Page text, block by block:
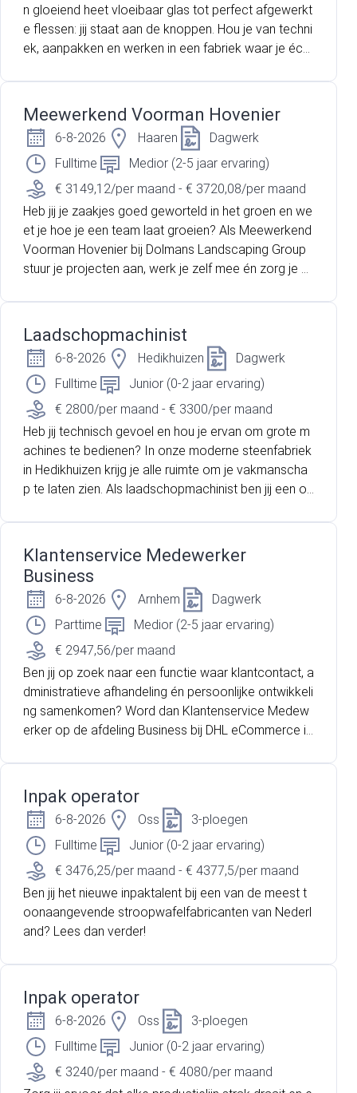
n gloeiend heet vloeibaar glas tot perfect afgewerkt
e flessen: jij staat aan de knoppen. Hou je van techni
ek, aanpakken en werken in een fabriek waar je écht
Meewerkend Voorman Hovenier
6-8-2026 Haaren
Dagwerk
Fulltime
Medior (2-5 jaar ervaring)
€ 3149,12/per maand - € 3720,08/per maand
Heb jij je zaakjes goed geworteld in het groen en we
et je hoe je een team laat groeien? Als Meewerkend
Voorman Hovenier bij Dolmans Landscaping Group
stuur je projecten aan, werk je zelf mee én zorg je d
Laadschopmachinist
6-8-2026 Hedikhuizen
Dagwerk
Fulltime
Junior (0-2 jaar ervaring)
€ 2800/per maand - € 3300/per maand
Heb jij technisch gevoel en hou je ervan om grote m
achines te bedienen? In onze moderne steenfabriek
in Hedikhuizen krijg je alle ruimte om je vakmanscha
p te laten zien. Als laadschopmachinist ben jij een on
direct bij aan een leefomgeving die toekomstbesten
dig en mooi is.
Klantenservice Medewerker
Business
6-8-2026 Arnhem
Dagwerk
Parttime
Medior (2-5 jaar ervaring)
€ 2947,56/per maand
Ben jij op zoek naar een functie waar klantcontact, a
dministratieve afhandeling én persoonlijke ontwikkeli
ng samenkomen? Word dan Klantenservice Medew
erker op de afdeling Business bij DHL eCommerce in
beste werkgevers van Nederland!
Inpak operator
6-8-2026 Oss
3-ploegen
Fulltime
Junior (0-2 jaar ervaring)
€ 3476,25/per maand - € 4377,5/per maand
Ben jij het nieuwe inpaktalent bij een van de meest t
oonaangevende stroopwafelfabricanten van Nederl
and? Lees dan verder!
Inpak operator
6-8-2026 Oss
3-ploegen
Fulltime
Junior (0-2 jaar ervaring)
€ 3240/per maand - € 4080/per maand